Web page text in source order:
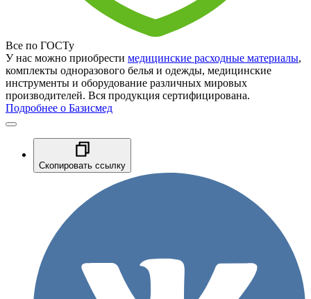
Все по ГОСТу
У нас можно приобрести медицинские расходные материалы,
комплекты одноразового белья и одежды, медицинские
инструменты и оборудование различных мировых
производителей. Вся продукция сертифицирована.
Подробнее о Базисмед
Скопировать ссылку